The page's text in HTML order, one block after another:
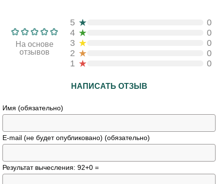
На основе
отзывов
5 ★
0
4 ★
0
3 ★
0
2 ★
0
1 ★ 0
НАПИСАТЬ ОТЗЫВ
Имя (обязательно)
E-mail (не будет опубликовано) (обязательно)
Результат вычесления: 92+0 =